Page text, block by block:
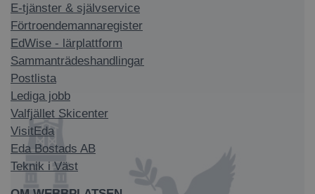
E-tjänster & självservice
Förtroendemannaregister
EdWise - lärplattform
Sammanträdeshandlingar
Postlista
Lediga jobb
Valfjället Skicenter
VisitEda
Eda Bostads AB
Teknik i Väst